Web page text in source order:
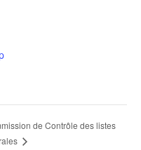
de Contrôle des listes